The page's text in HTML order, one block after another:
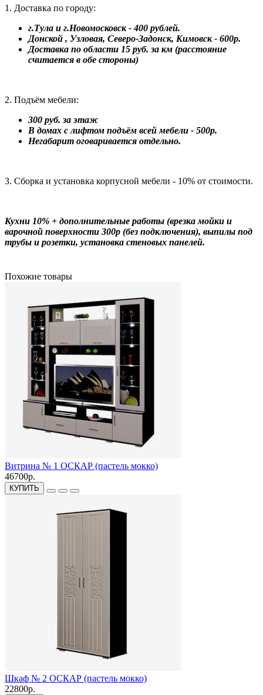
1. Доставка по городу:
г.Тула и г.Новомосковск - 400 рублей.
Донской , Узловая, Северо-Задонск, Кимовск - 600р.
Доставка по области 15 руб. за км (расстояние
считается в обе стороны)
2. Подъём мебели:
300 руб. за этаж
В домах с лифтом подъём всей мебели - 500р.
Негабарит оговаривается отдельно.
3. Сборка и установка корпусной мебели - 10% от стоимости.
Кухни 10% + дополнительные работы (врезка мойки и
варочной поверхности 300р (без подключения), выпилы под
трубы и розетки, установка стеновых панелей.
Похожие товары
Витрина № 1 ОСКАР (пастель мокко)
46700р.
КУПИТЬ
Шкаф № 2 ОСКАР (пастель мокко)
22800р.